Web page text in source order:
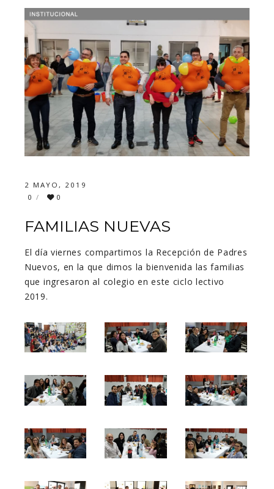
2 MAYO, 2019
0
0
FAMILIAS NUEVAS
El día viernes compartimos la Recepción de Padres
Nuevos, en la que dimos la bienvenida las familias
que ingresaron al colegio en este ciclo lectivo
2019.